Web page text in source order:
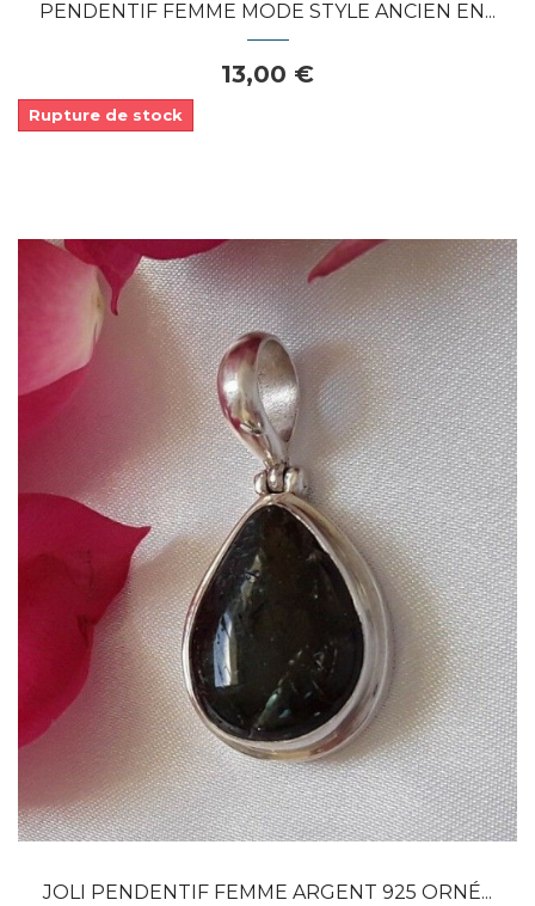
PENDENTIF FEMME MODE STYLE ANCIEN EN...
13,00 €
Rupture de stock
Dans mon panier
APERÇU RAPIDE
JOLI PENDENTIF FEMME ARGENT 925 ORNÉ...